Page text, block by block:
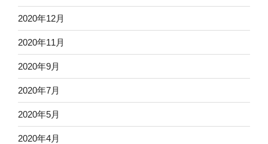
2020年12月
2020年11月
2020年9月
2020年7月
2020年5月
2020年4月